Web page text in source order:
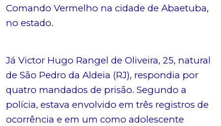
Comando Vermelho na cidade de Abaetuba,
no estado.
Já Victor Hugo Rangel de Oliveira, 25, natural
de São Pedro da Aldeia (RJ), respondia por
quatro mandados de prisão. Segundo a
polícia, estava envolvido em três registros de
ocorrência e em um como adolescente